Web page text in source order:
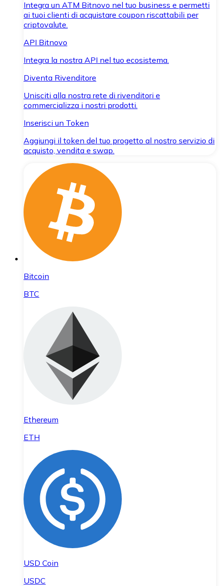
Integra un ATM Bitnovo nel tuo business e permetti
ai tuoi clienti di acquistare coupon riscattabili per
criptovalute.
API Bitnovo
Integra la nostra API nel tuo ecosistema.
Diventa Rivenditore
Unisciti alla nostra rete di rivenditori e
commercializza i nostri prodotti.
Inserisci un Token
Aggiungi il token del tuo progetto al nostro servizio di
acquisto, vendita e swap.
Bitcoin
BTC
Ethereum
ETH
USD Coin
USDC